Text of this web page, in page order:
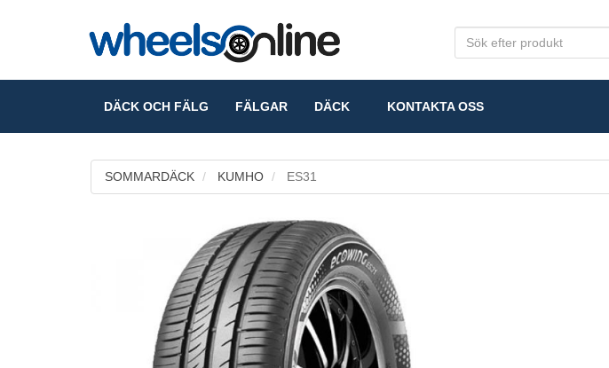
DÄCK OCH FÄLG FÄLGAR DÄCK KONTAKTA OSS
SOMMARDÄCK KUMHO ES31